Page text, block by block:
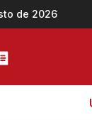
de 2026